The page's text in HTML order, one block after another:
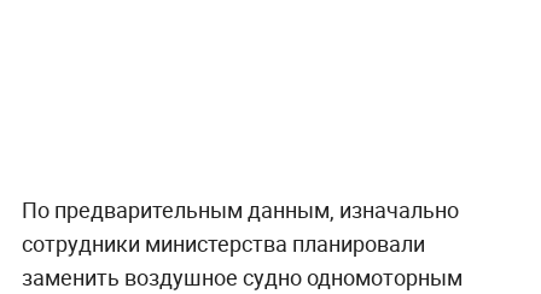
По предварительным данным, изначально
сотрудники министерства планировали
заменить воздушное судно одномоторным